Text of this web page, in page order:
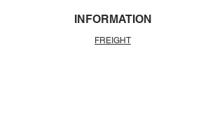
INFORMATION
FREIGHT